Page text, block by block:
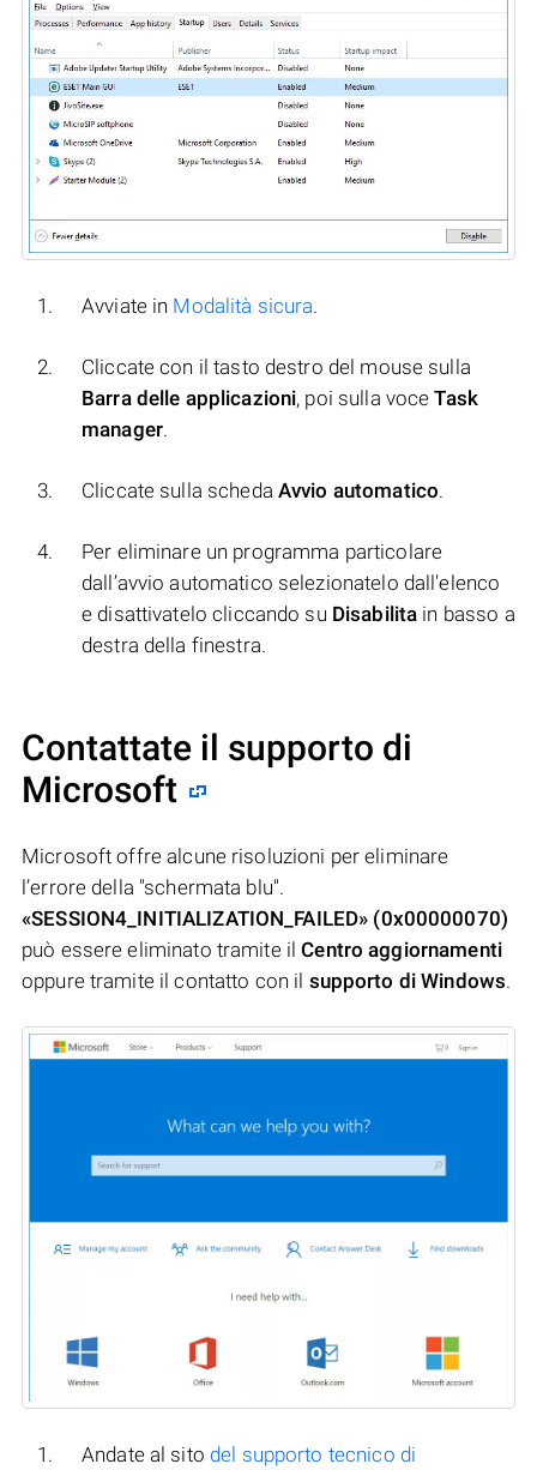
Avviate in Modalità sicura.
Cliccate con il tasto destro del mouse sulla
Barra delle applicazioni, poi sulla voceTask
manager.
Cliccate sulla scheda Avvio automatico.
Per eliminare un programma particolare
dall’avvio automatico selezionatelo dall'elenco
e disattivatelo cliccando su Disabilita in basso a
destra della finestra.
Contattate il supporto di
Microsoft
Microsoft offre alcune risoluzioni per eliminare
l’errore della "schermata blu".
«SESSION4_INITIALIZATION_FAILED» (0x00000070)
può essere eliminato tramite ilCentro aggiornamenti
oppure tramite il contatto con il supporto di Windows.
Andate al sito del supporto tecnico di